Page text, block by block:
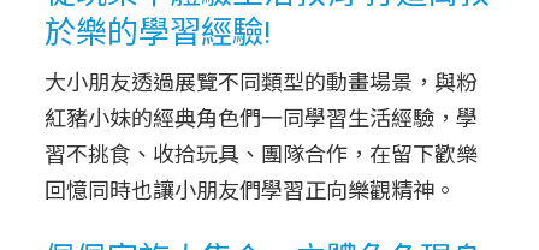
於樂的學習經驗!
大小朋友透過展覽不同類型的動畫場景，與粉
紅豬小妹的經典角色們一同學習生活經驗，學
習不挑食、收拾玩具、團隊合作，在留下歡樂
回憶同時也讓小朋友們學習正向樂觀精神。